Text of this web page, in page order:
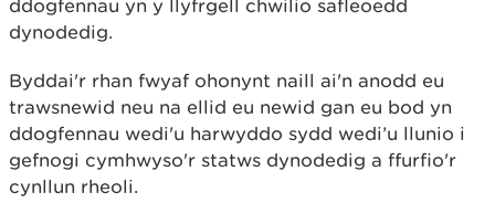
ddogfennau yn y llyfrgell chwilio safleoedd
dynodedig.
Byddai'r rhan fwyaf ohonynt naill ai'n anodd eu
trawsnewid neu na ellid eu newid gan eu bod yn
ddogfennau wedi'u harwyddo sydd wedi’u llunio i
gefnogi cymhwyso'r statws dynodedig a ffurfio'r
cynllun rheoli.